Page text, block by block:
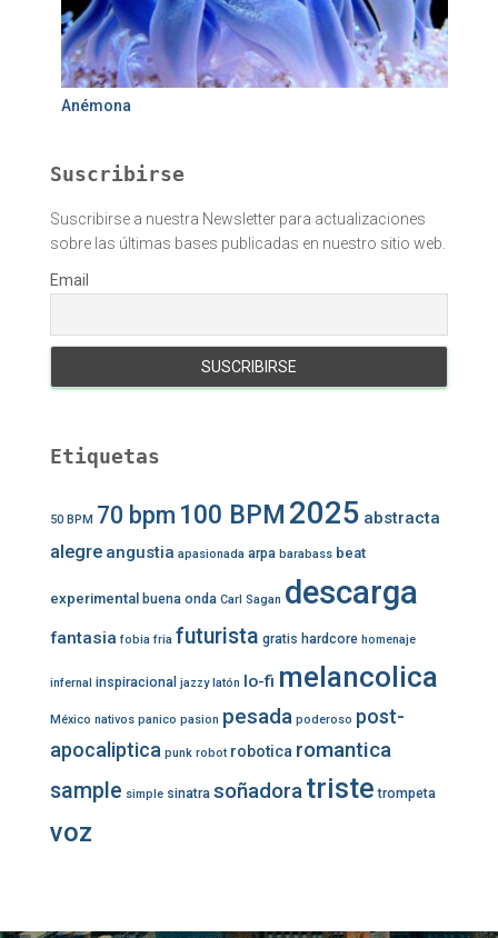
Anémona
Suscribirse
Suscribirse a nuestra Newsletter para actualizaciones
sobre las últimas bases publicadas en nuestro sitio web.
Email
Etiquetas
50 BPM 70 bpm 100 BPM 2025 abstracta
alegre angustia apasionada arpa barabass beat
experimental buena onda Carl Sagan descarga
fantasia fobia fria futurista gratis hardcore homenaje
infernal inspiracional jazzy latón lo-fi melancolica
México nativos panico pasion pesada poderoso post-
apocaliptica punk robot robotica romantica
sample simple sinatra soñadoratriste trompeta
voz